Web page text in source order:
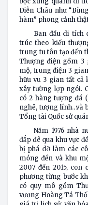
Diễn Châu như
hàm” phong cảnh
Ban đầu di tích
trúc theo kiểu
trung tu tôn tạo đến
Thượng điện gồm 3
mộ, trung điện 3
hữu vu 3 gian tất cả
xây tường lợp ngói.
có 2 hàng tượng đá
nghê, tượng lính…và
Tổng tài Quốc sử
Năm 1976 nhà
đắp đê qua khu vực
bị phá dỡ làm các
móng đền và khu
2007 đến 2015,
phương từng bước
có quy mô gồm
vương Hoàng Tá